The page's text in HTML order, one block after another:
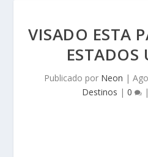
VISADO ESTA
ESTADOS
Publicado por Neon |
Destinos | 0 |